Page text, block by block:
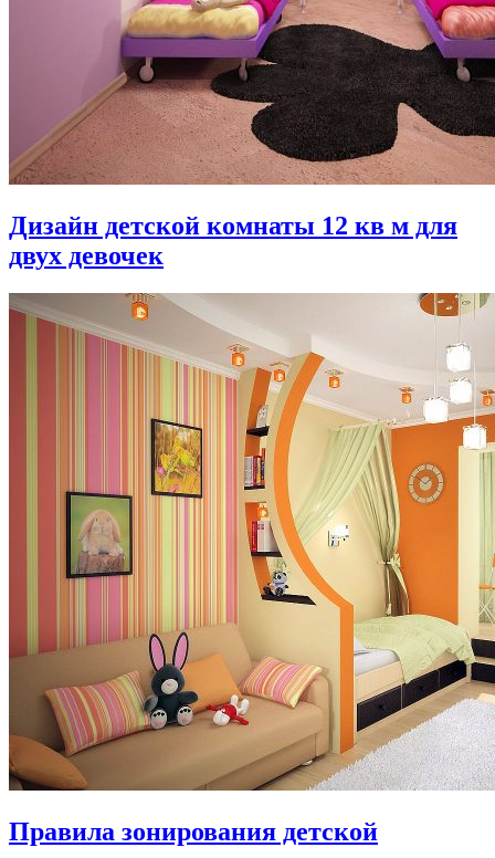
Дизайн детской комнаты 12 кв м для
двух девочек
Правила зонирования детской